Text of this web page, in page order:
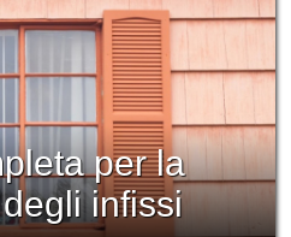
per la
infissi